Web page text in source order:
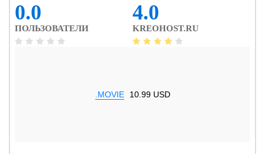
0.0
ПОЛЬЗОВАТЕЛИ
4.0
KREOHOST.RU
.MOVIE 10.99 USD